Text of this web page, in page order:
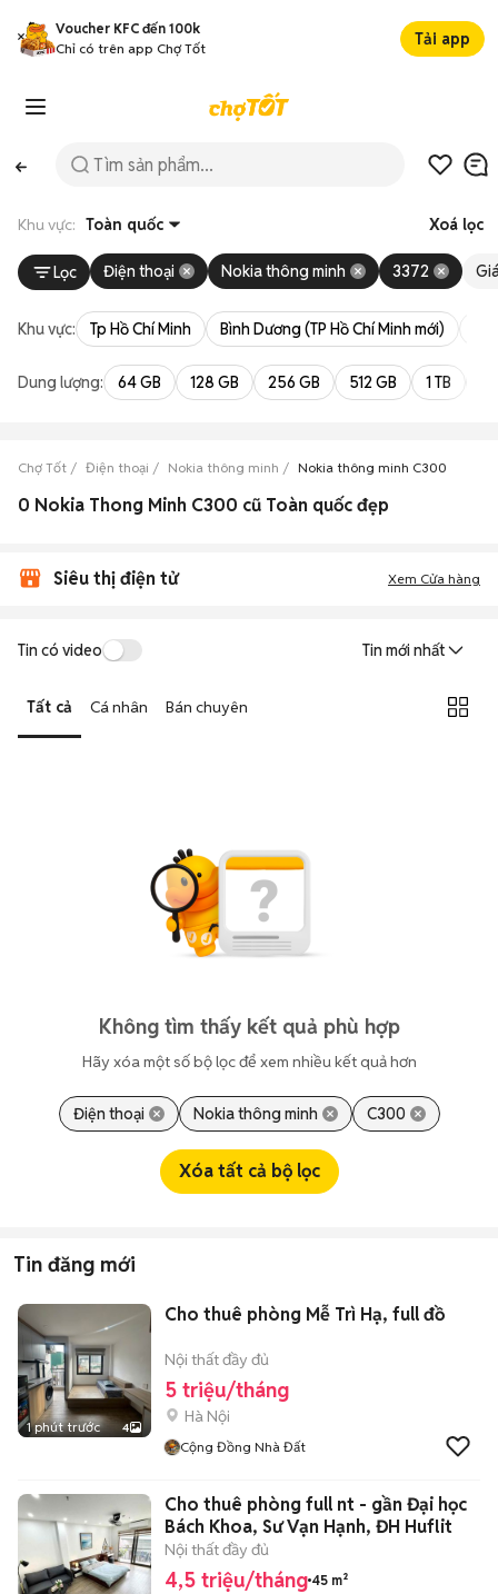
Voucher KFC đến 100k
Chỉ có trên app Chợ Tốt
Tải app
Khu vực: Toàn quốc Xoá lọc
Lọc Điện thoại Nokia thông minh 3372
Khu vực: Tp Hồ Chí Minh Bình Dương (TP Hồ Chí Minh mới)
Dung lượng: 64 GB 128 GB 256 GB 512 GB 1 TB
Chợ Tốt Điện thoại Nokia thông minh Nokia thông minh C300
0 Nokia Thong Minh C300 cũ Toàn quốc đẹp
Siêu thị điện tử Xem Cửa hàng
Tin có video Tin mới nhất
Tất cả Cá nhân Bán chuyên
Không tìm thấy kết quả phù hợp
Hãy xóa một số bộ lọc để xem nhiều kết quả hơn
Điện thoại Nokia thông minh C300
Xóa tất cả bộ lọc
Tin đăng mới
1 phút trước 4
Cho thuê phòng Mễ Trì Hạ, full đồ
Nội thất đầy đủ
5 triệu/tháng
Hà Nội
Cộng Đồng Nhà Đất
Cho thuê phòng full nt - gần Đại học
Bách Khoa, Sư Vạn Hạnh, ĐH Huflit
Nội thất đầy đủ
4,5 triệu/tháng 45 m²